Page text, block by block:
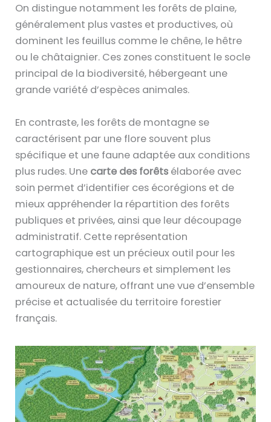
On distingue notamment les forêts de plaine,
généralement plus vastes et productives, où
dominent les feuillus comme le chêne, le hêtre
ou le châtaignier. Ces zones constituent le socle
principal de la biodiversité, hébergeant une
grande variété d’espèces animales.
En contraste, les forêts de montagne se
caractérisent par une flore souvent plus
spécifique et une faune adaptée aux conditions
plus rudes. Une carte des forêts élaborée avec
soin permet d’identifier ces écorégions et de
mieux appréhender la répartition des forêts
publiques et privées, ainsi que leur découpage
administratif. Cette représentation
cartographique est un précieux outil pour les
gestionnaires, chercheurs et simplement les
amoureux de nature, offrant une vue d’ensemble
précise et actualisée du territoire forestier
français.